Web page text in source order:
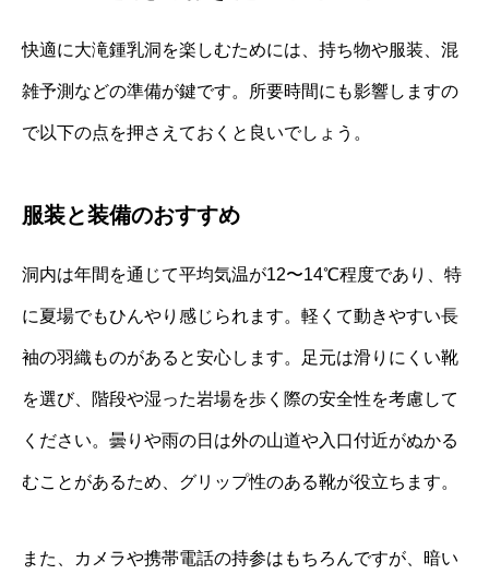
快適に大滝鍾乳洞を楽しむためには、持ち物や服装、混
雑予測などの準備が鍵です。所要時間にも影響しますの
で以下の点を押さえておくと良いでしょう。
服装と装備のおすすめ
洞内は年間を通じて平均気温が12〜14℃程度であり、特
に夏場でもひんやり感じられます。軽くて動きやすい長
袖の羽織ものがあると安心します。足元は滑りにくい靴
を選び、階段や湿った岩場を歩く際の安全性を考慮して
ください。曇りや雨の日は外の山道や入口付近がぬかる
むことがあるため、グリップ性のある靴が役立ちます。
また、カメラや携帯電話の持参はもちろんですが、暗い